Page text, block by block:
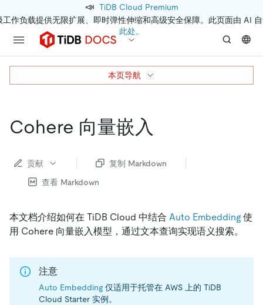
📣 TiDB Cloud Premium
作负载提供无限扩展、即时弹性伸缩和高级安全保障。此页面由 AI
此处。
Cohere 向量嵌入
贡献
复制 Markdown
查看 Markdown
本文档介绍如何在 TiDB Cloud 中结合 Auto Embedding 使
用 Cohere 向量嵌入模型，通过文本查询实现语义搜索。
注意
Auto Embedding 仅适用于托管在 AWS 上的 TiDB
Cloud Starter 实例。
本页导航